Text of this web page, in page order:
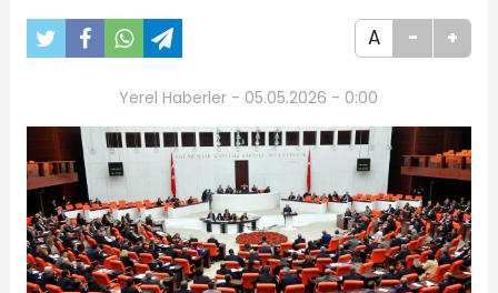
A - +
Yerel Haberler - 05.05.2026 - 0:00